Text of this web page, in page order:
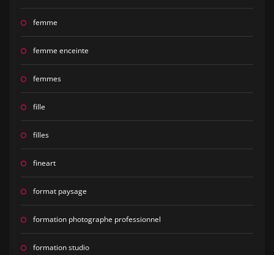
femme
femme enceinte
femmes
fille
filles
fineart
format paysage
formation photographe professionnel
formation studio